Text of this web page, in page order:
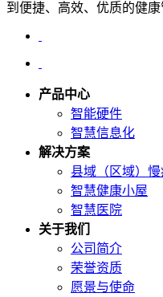
到便捷、高效、优质的健康
产品中心
智能硬件
智慧信息化
解决方案
县域（区域）
智慧健康小屋
智慧医院
关于我们
公司简介
荣誉资质
愿景与使命